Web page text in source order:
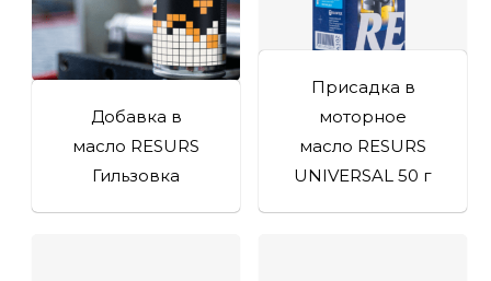
Добавка в
масло RESURS
Гильзовка
Присадка в
моторное
масло RESURS
UNIVERSAL 50 г